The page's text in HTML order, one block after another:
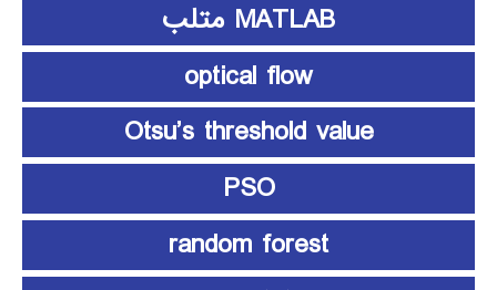
MATLAB متلب
optical flow
Otsu’s threshold value
PSO
random forest